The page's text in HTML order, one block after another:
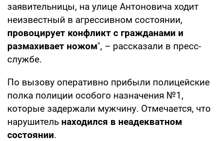
заявительницы, на улице Антоновича ходит
неизвестный в агрессивном состоянии,
провоцирует конфликт с гражданами и
размахивает ножом", – рассказали в пресс-
службе.
По вызову оперативно прибыли полицейские
полка полиции особого назначения №1,
которые задержали мужчину. Отмечается, что
нарушитель находился в неадекватном
состоянии.